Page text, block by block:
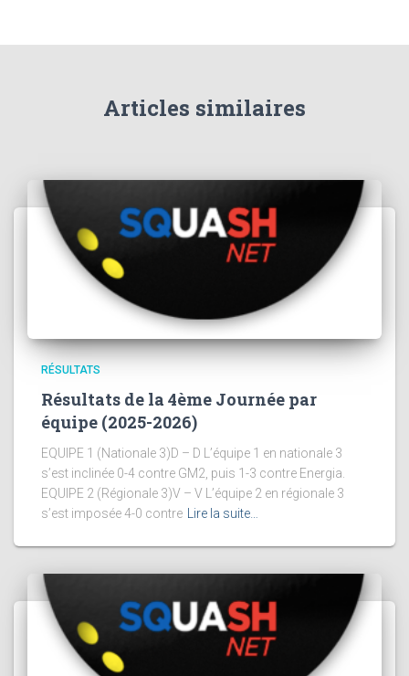
Articles similaires
RÉSULTATS
Résultats de la 4ème Journée par
équipe (2025-2026)
EQUIPE 1 (Nationale 3)D – D L’équipe 1 en nationale 3
s’est inclinée 0-4 contre GM2, puis 1-3 contre Energia.
EQUIPE 2 (Régionale 3)V – V L’équipe 2 en régionale 3
s’est imposée 4-0 contre Lire la suite…